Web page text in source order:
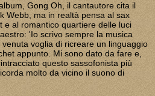
Gong Oh, il cantautore cita il
Webb, ma in realtà pensa al sax
e al romantico quartiere delle luci
'Io scrivo sempre la musica
voglia di ricreare un linguaggio
appunto. Mi sono dato da fare e,
questo sassofonista più
molto da vicino il suono di